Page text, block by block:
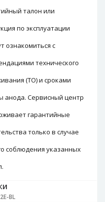
талон или
по эксплуатации
ознакомиться с
технического
(ТО) и сроками
анода. Сервисный центр
гарантийные
только в случае
соблюдения указанных
BL